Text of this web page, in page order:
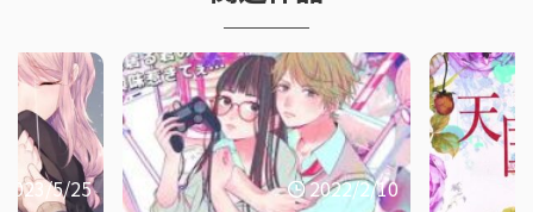
2023/5/25 2022/2/10